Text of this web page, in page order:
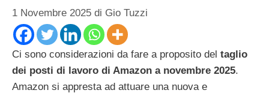
1 Novembre 2025 di Gio Tuzzi
Ci sono considerazioni da fare a proposito del taglio
dei posti di lavoro di Amazon a novembre 2025.
Amazon si appresta ad attuare una nuova e